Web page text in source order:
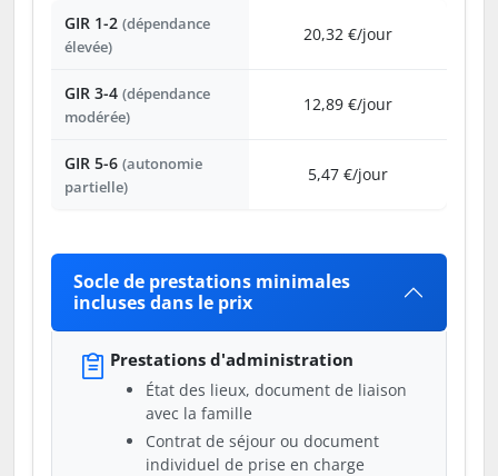
GIR 1-2 (dépendance
élevée)
20,32 €/jour
GIR 3-4 (dépendance
modérée)
12,89 €/jour
GIR 5-6 (autonomie
partielle)
5,47 €/jour
Socle de prestations minimales
incluses dans le prix
Prestations d'administration
État des lieux, document de liaison
avec la famille
Contrat de séjour ou document
individuel de prise en charge